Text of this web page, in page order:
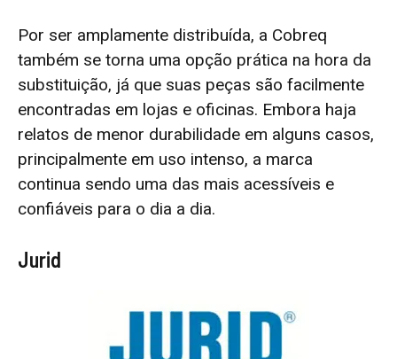
Por ser amplamente distribuída, a Cobreq
também se torna uma opção prática na hora da
substituição, já que suas peças são facilmente
encontradas em lojas e oficinas. Embora haja
relatos de menor durabilidade em alguns casos,
principalmente em uso intenso, a marca
continua sendo uma das mais acessíveis e
confiáveis para o dia a dia.
Jurid